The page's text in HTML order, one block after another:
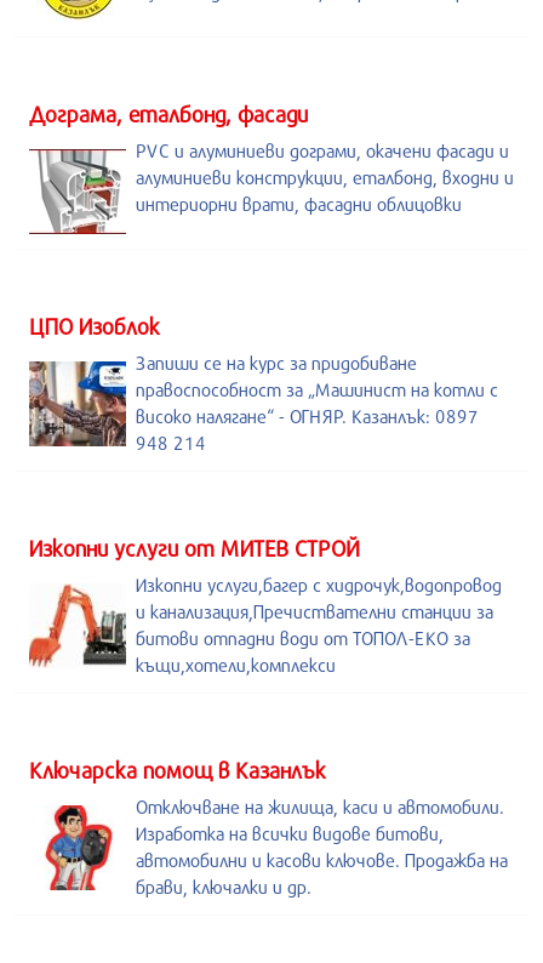
Дограма, еталбонд, фасади
PVC и алуминиеви дограми, окачени фасади и
алуминиеви конструкции, еталбонд, входни и
интериорни врати, фасадни облицовки
ЦПО Изоблок
Запиши се на курс за придобиване
правоспособност за „Машинист на котли с
високо налягане“ - ОГНЯР. Казанлък: 0897
948 214
Изкопни услуги от МИТЕВ СТРОЙ
Изкопни услуги,багер с хидрочук,водопровод
и канализация,Пречиствателни станции за
битови отпадни води от ТОПОЛ-ЕКО за
къщи,хотели,комплекси
Kлючарска помощ в Казанлък
Отключване на жилища, каси и автомобили.
Изработка на всички видове битови,
автомобилни и касови ключове. Продажба на
брави, ключалки и др.